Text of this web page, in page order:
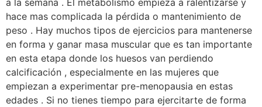
hace mas complicada la pérdida o mantenimiento de
peso . Hay muchos tipos de ejercicios para mantenerse
en forma y ganar masa muscular que es tan importante
en esta etapa donde los huesos van perdiendo
calcificación , especialmente en las mujeres que
empiezan a experimentar pre-menopausia en estas
edades . Si no tienes tiempo para ejercitarte de forma